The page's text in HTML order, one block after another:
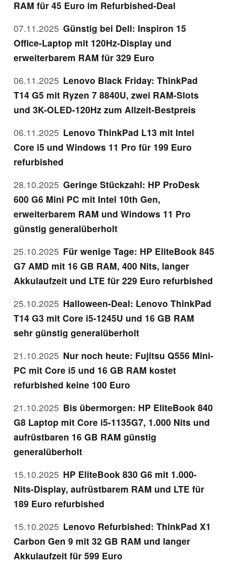
RAM für 45 Euro im Refurbished-Deal
07.11.2025 Günstig bei Dell: Inspiron 15
Office-Laptop mit 120Hz-Display und
erweiterbarem RAM für 329 Euro
06.11.2025 Lenovo Black Friday: ThinkPad
T14 G5 mit Ryzen 7 8840U, zwei RAM-Slots
und 3K-OLED-120Hz zum Allzeit-Bestpreis
06.11.2025 Lenovo ThinkPad L13 mit Intel
Core i5 und Windows 11 Pro für 199 Euro
refurbished
28.10.2025 Geringe Stückzahl: HP ProDesk
600 G6 Mini PC mit Intel 10th Gen,
erweiterbarem RAM und Windows 11 Pro
günstig generalüberholt
25.10.2025 Für wenige Tage: HP EliteBook 845
G7 AMD mit 16 GB RAM, 400 Nits, langer
Akkulaufzeit und LTE für 229 Euro refurbished
25.10.2025 Halloween-Deal: Lenovo ThinkPad
T14 G3 mit Core i5-1245U und 16 GB RAM
sehr günstig generalüberholt
21.10.2025 Nur noch heute: Fujitsu Q556 Mini-
PC mit Core i5 und 16 GB RAM kostet
refurbished keine 100 Euro
21.10.2025 Bis übermorgen: HP EliteBook 840
G8 Laptop mit Core i5-1135G7, 1.000 Nits und
aufrüstbaren 16 GB RAM günstig
generalüberholt
15.10.2025 HP EliteBook 830 G6 mit 1.000-
Nits-Display, aufrüstbarem RAM und LTE für
189 Euro refurbished
15.10.2025 Lenovo Refurbished: ThinkPad X1
Carbon Gen 9 mit 32 GB RAM und langer
Akkulaufzeit für 599 Euro